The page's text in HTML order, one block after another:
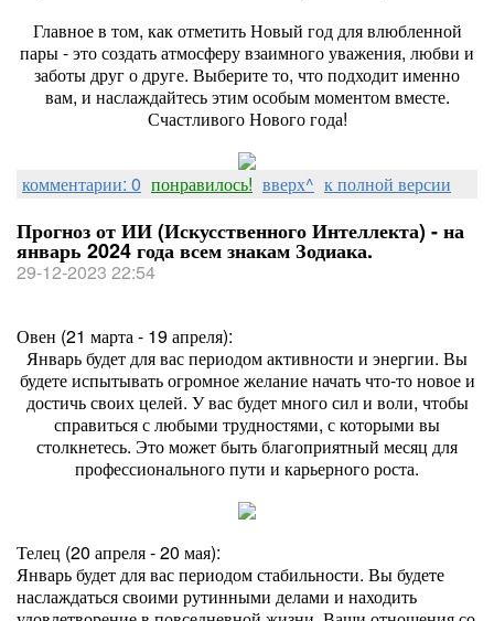
Главное в том, как отметить Новый год для влюбленной
пары - это создать атмосферу взаимного уважения, любви и
заботы друг о друге. Выберите то, что подходит именно
вам, и наслаждайтесь этим особым моментом вместе.
Счастливого Нового года!
комментарии: 0 понравилось! вверх^ к полной версии
Прогноз от ИИ (Искусственного Интеллекта) - на
январь 2024 года всем знакам Зодиака.
29-12-2023 22:54
Овен (21 марта - 19 апреля):
Январь будет для вас периодом активности и энергии. Вы
будете испытывать огромное желание начать что-то новое и
достичь своих целей. У вас будет много сил и воли, чтобы
справиться с любыми трудностями, с которыми вы
столкнетесь. Это может быть благоприятный месяц для
профессионального пути и карьерного роста.
Телец (20 апреля - 20 мая):
Январь будет для вас периодом стабильности. Вы будете
наслаждаться своими рутинными делами и находить